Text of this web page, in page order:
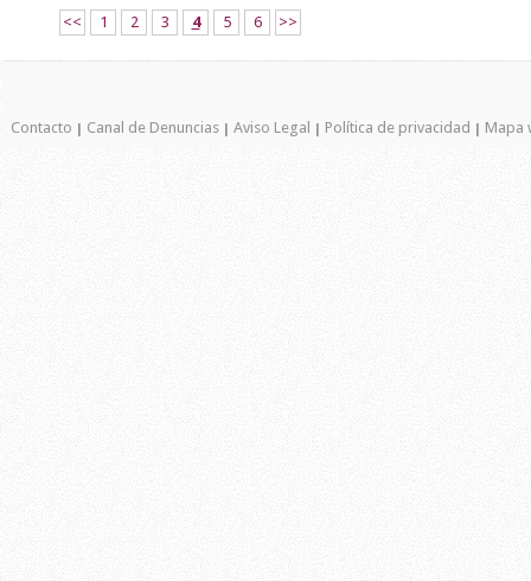
<< 1 2 3 4 5 6 >>
Contacto | Canal de Denuncias | Aviso Legal | Política de privacidad | Mapa